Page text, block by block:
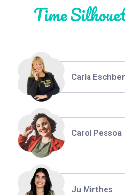
Time Thiara Ney
Carla
Carol Pessoa
Ju Mirthes